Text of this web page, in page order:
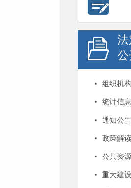
法
公
组织机构
统计信息
通知公告
政策解读
公共资
重大建